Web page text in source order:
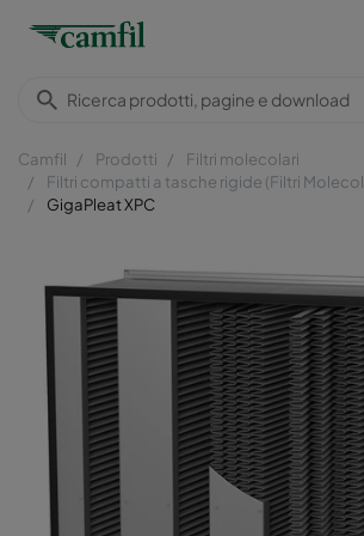
Camfil Prodotti
Filtri molecolari
Filtri compatti a tasche rigide (Filtri
GigaPleat XPC